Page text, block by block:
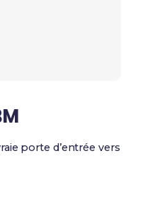
porte d’entrée vers